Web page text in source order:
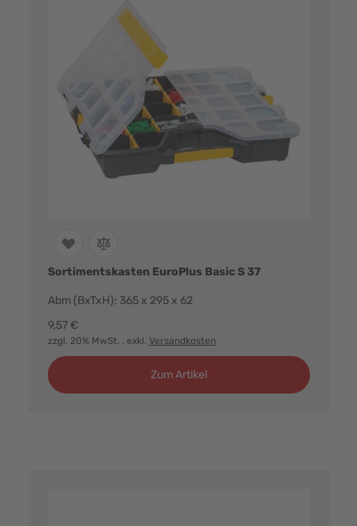
Sortimentskasten EuroPlus Basic S 37
Abm (BxTxH): 365 x 295 x 62
9,57 €
zzgl. 20% MwSt. , exkl. Versandkosten
Zum Artikel